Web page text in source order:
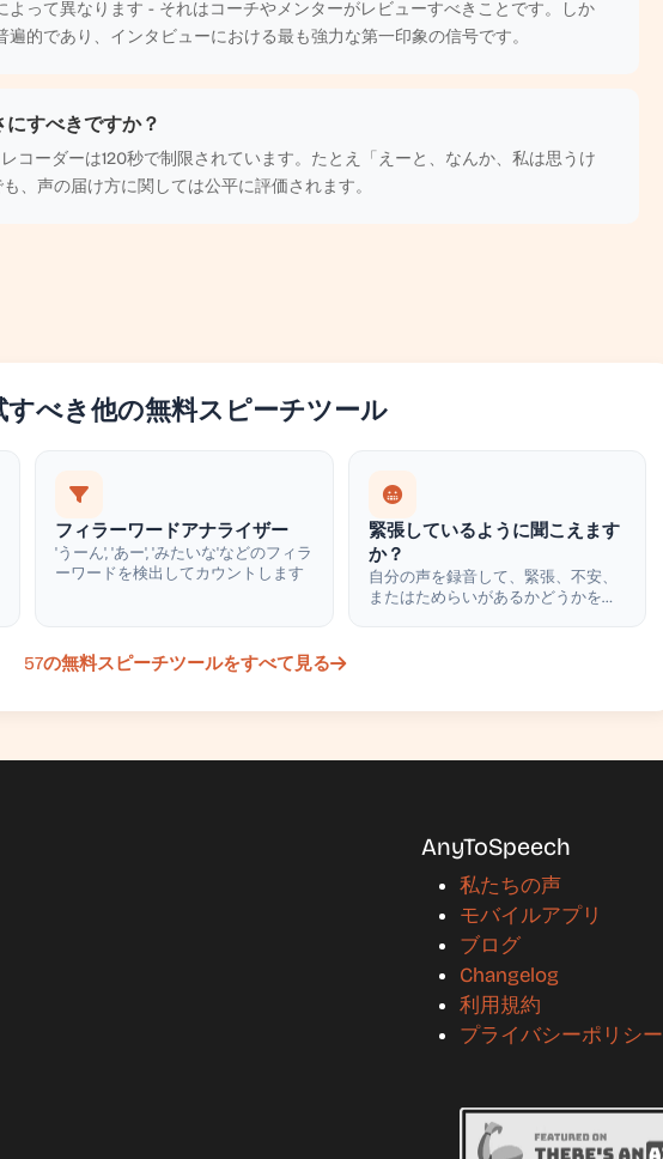
よって異なります - それはコーチやメンターがレビューすべきことです。しか
的であり、インタビューにおける最も強力な第一印象の信号です。
すべきですか？
コーダーは120秒で制限されています。たとえ「えーと、なんか、私は思うけ
、声の届け方に関しては公平に評価されます。
すべき他の無料スピーチツール
フィラーワードアナライザー
'うーん', 'あー', 'みたいな'などのフィラ
ーワードを検出してカウントします
緊張しているように聞こえます
か？
自分の声を録音して、緊張、不安、
またはためらいがあるかどうかを確
57の無料スピーチツールをすべて見る
AnyToSpeech
私たちの声
モバイルアプリ
ブログ
Changelog
利用規約
プライバシーポリシー